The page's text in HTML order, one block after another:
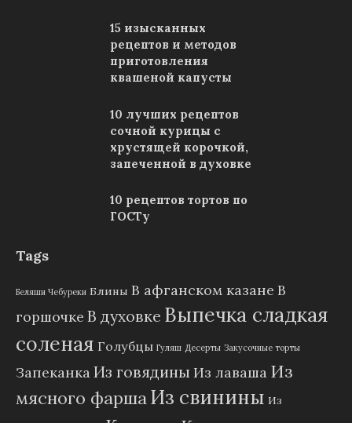
15 изысканных
рецептов и методов
приготовления
квашеной капусты
10 лучших рецептов
сочной курицы с
хрустящей корочкой,
запеченной в духовке
10 рецептов тортов по
ГОСТу
Tags
Беляши Чебуреки Блины В афганском казане В
горшочке В духовке Выпечка сладкая
соленая Голубцы Гуляш Десерты Закусочные торты
Запеканка Из говядины Из лаваша Из
мясного фарша Из свинины Из